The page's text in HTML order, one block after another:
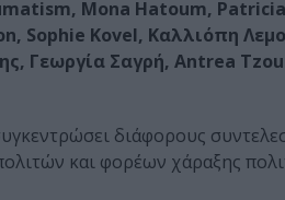
Mona Hatoum,
Sophie Kovel, Καλλιόπη
Γεωργία Σαγρή, Antrea
διάφορους
και φορέων χάραξης